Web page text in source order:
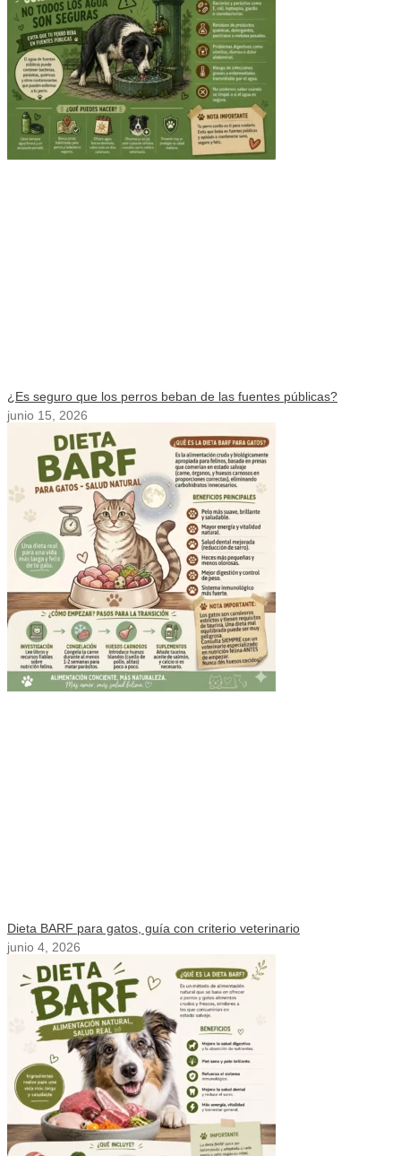
¿Es seguro que los perros beban de las fuentes públicas?
junio 15, 2026
Dieta BARF para gatos, guía con criterio veterinario
junio 4, 2026